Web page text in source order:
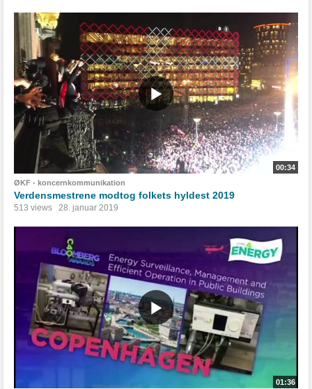
00:34
ØKF - koncernkommunikation
Verdensmestrene modtog folkets hyldest 2019
513 views 28. januar 2019
01:36